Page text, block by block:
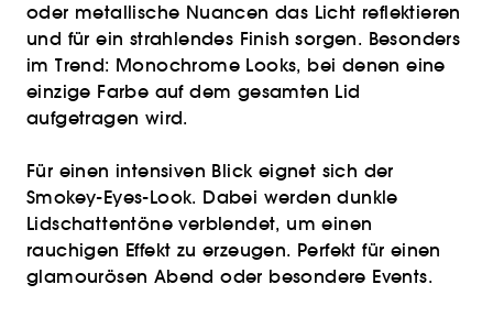
oder metallische Nuancen das Licht reflektieren
und für ein strahlendes Finish sorgen. Besonders
im Trend: Monochrome Looks, bei denen eine
einzige Farbe auf dem gesamten Lid
aufgetragen wird.
Für einen intensiven Blick eignet sich der
Smokey-Eyes-Look. Dabei werden dunkle
Lidschattentöne verblendet, um einen
rauchigen Effekt zu erzeugen. Perfekt für einen
glamourösen Abend oder besondere Events.